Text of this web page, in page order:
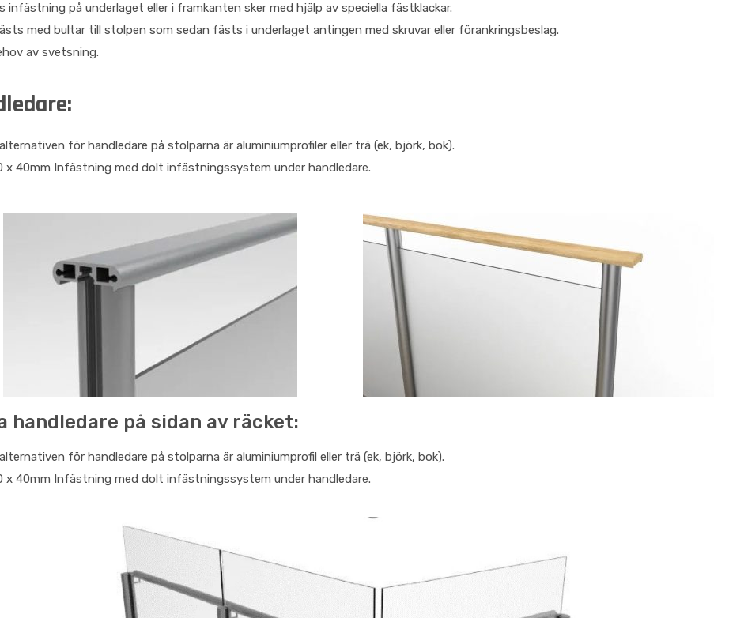
infästning på underlaget eller i framkanten sker med hjälp av speciella fästklackar.
med bultar till stolpen som sedan fästs i underlaget antingen med skruvar eller förankringsbeslag.
av svetsning.
för handledare på stolparna är aluminiumprofiler eller trä (ek, björk, bok).
x 40mm Infästning med dolt infästningssystem under handledare.
handledare på sidan av räcket:
för handledare på stolparna är aluminiumprofil eller trä (ek, björk, bok).
x 40mm Infästning med dolt infästningssystem under handledare.